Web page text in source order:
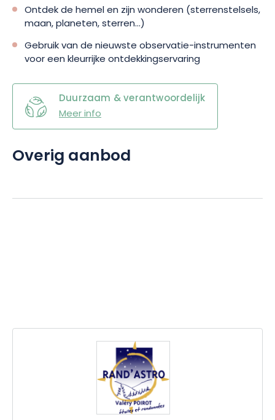
Ontdek de hemel en zijn wonderen (sterrenstelsels,
maan, planeten, sterren...)
Gebruik van de nieuwste observatie-instrumenten
voor een kleurrijke ontdekkingservaring
Duurzaam & verantwoordelijk
Meer info
Overig aanbod